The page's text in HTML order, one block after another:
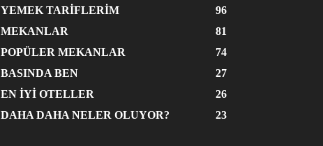
YEMEK TARIFLERIM
96
MEKANLAR
81
POPÜLER MEKANLAR
74
BASINDA BEN
27
EN İYI OTELLER
26
DAHA DAHA NELER OLUYOR?
23